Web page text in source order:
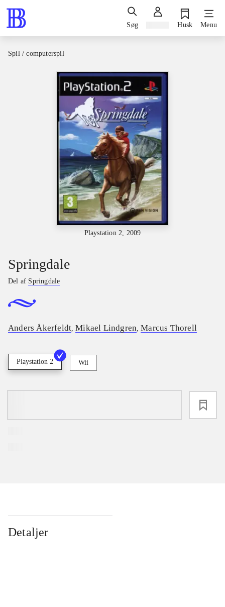
Søg Husk Menu
Spil / computerspil
Playstation 2, 2009
Springdale
Del af Springdale
Anders Åkerfeldt ,Mikael Lindgren ,Marcus Thorell
Playstation 2 Wii
Detaljer